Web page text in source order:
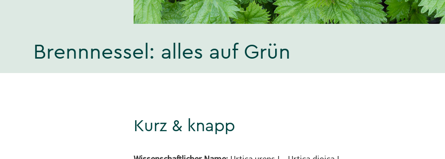
Brennnessel: alles auf Grün
Kurz & knapp